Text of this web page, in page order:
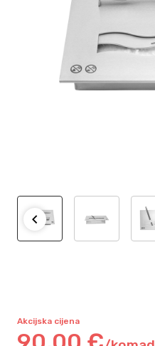
Akcijska cijena